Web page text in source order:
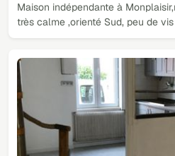
Maison indépendante à
très calme ,orienté Sud, peu de